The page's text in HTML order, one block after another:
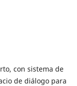
con sistema de
de diálogo para